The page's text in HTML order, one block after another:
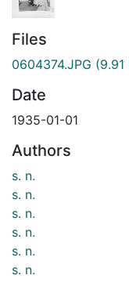
Files
0604374.JPG (9.91
Date
1935-01-01
Authors
s. n.
s. n.
s. n.
s. n.
s. n.
s. n.